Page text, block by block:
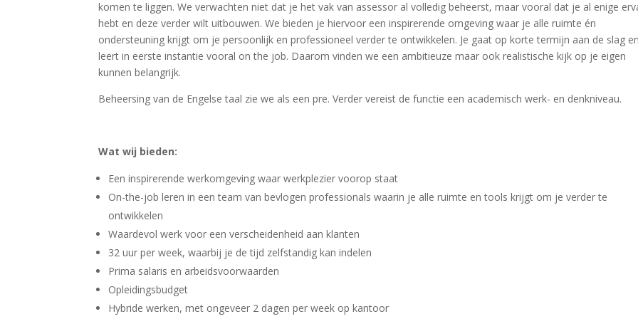
komen te liggen. We verwachten niet dat je het vak van assessor al volledig beheerst, maar vooral dat je al enige
hebt en deze verder wilt uitbouwen. We bieden je hiervoor een inspirerende omgeving waar je alle ruimte én
ondersteuning krijgt om je persoonlijk en professioneel verder te ontwikkelen. Je gaat op korte termijn aan de slag en
leert in eerste instantie vooral on the job. Daarom vinden we een ambitieuze maar ook realistische kijk op je eigen
kunnen belangrijk.
Beheersing van de Engelse taal zie we als een pre. Verder vereist de functie een academisch werk- en denkniveau.
Wat wij bieden:
Een inspirerende werkomgeving waar werkplezier voorop staat
On-the-job leren in een team van bevlogen professionals waarin je alle ruimte en tools krijgt om je verder te
ontwikkelen
Waardevol werk voor een verscheidenheid aan klanten
32 uur per week, waarbij je de tijd zelfstandig kan indelen
Prima salaris en arbeidsvoorwaarden
Opleidingsbudget
Hybride werken, met ongeveer 2 dagen per week op kantoor